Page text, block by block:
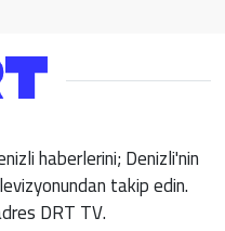
haberlerini; Denizli'nin
takip edin.
DRT TV.